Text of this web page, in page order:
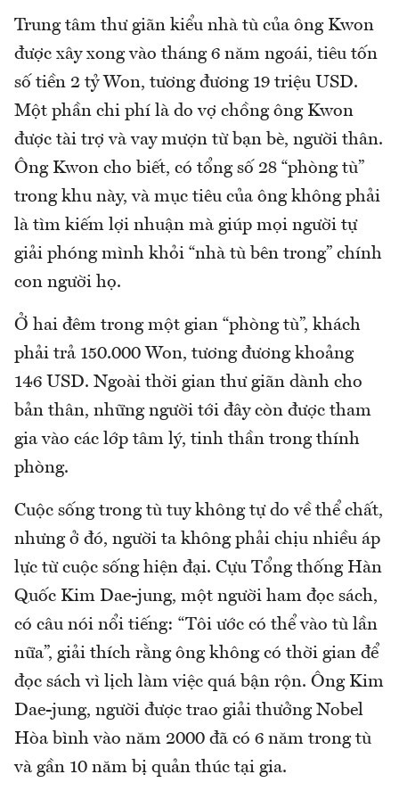
Trung tâm thư giãn kiểu nhà tù của ông Kwon
được xây xong vào tháng 6 năm ngoái, tiêu tốn
số tiền 2 tỷ Won, tương đương 19 triệu USD.
Một phần chi phí là do vợ chồng ông Kwon
được tài trợ và vay mượn từ bạn bè, người thân.
Ông Kwon cho biết, có tổng số 28 “phòng tù”
trong khu này, và mục tiêu của ông không phải
là tìm kiếm lợi nhuận mà giúp mọi người tự
giải phóng mình khỏi “nhà tù bên trong” chính
con người họ.
Ở hai đêm trong một gian “phòng tù”, khách
phải trả 150.000 Won, tương đương khoảng
146 USD. Ngoài thời gian thư giãn dành cho
bản thân, những người tới đây còn được tham
gia vào các lớp tâm lý, tinh thần trong thính
phòng.
Cuộc sống trong tù tuy không tự do về thể chất,
nhưng ở đó, người ta không phải chịu nhiều áp
lực từ cuộc sống hiện đại. Cựu Tổng thống Hàn
Quốc Kim Dae-jung, một người ham đọc sách,
có câu nói nổi tiếng: “Tôi ước có thể vào tù lần
nữa”, giải thích rằng ông không có thời gian để
đọc sách vì lịch làm việc quá bận rộn. Ông Kim
Dae-jung, người được trao giải thưởng Nobel
Hòa bình vào năm 2000 đã có 6 năm trong tù
và gần 10 năm bị quản thúc tại gia.